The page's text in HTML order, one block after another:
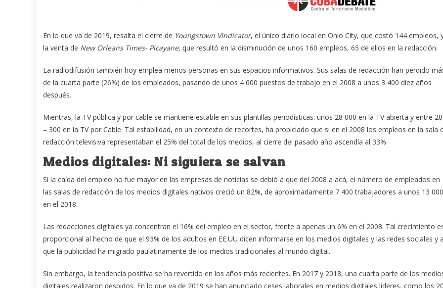
En lo que va de 2019, resalta el cierre de Youngstown Vindicator, el único diario local en Ohio City, que costó 144 empleos,
la venta de New Orleans Times- Picayane, que resultó en la disminución de unos 160 empleos, 65 de ellos en la redacción.
La radiodifusión también hoy emplea menos personas en sus espacios informativos. Sus salas de redacción han perdido
de la cuarta parte (26%) de los empleados, pasando de unos 4 600 puestos de trabajo en el 2008 a unos 3 400 diez años
después.
Mientras, la TV pública y por cable se mantiene estable en sus plantillas periodísticas: unos 28 000 en la TV abierta y entre
– 300 en la TV por Cable. Tal estabilidad, en un contexto de recortes, ha propiciado que si en el 2008 los empleos en la sala
redacción televisiva representaban el 25% del total de los medios, al cierre del pasado año ascendía al 33%.
Medios digitales: Ni siguiera se salvan
Si la caída del empleo no fue mayor en las empresas de noticias se debió a que del 2008 a acá, el número de empleados en
las salas de redacción de los medios digitales nativos creció un 82%, de aproximadamente 7 400 trabajadores a unos 13 000
en el 2018.
Las redacciones digitales ya concentran el 16% del empleo en el sector, frente a apenas un 6% en el 2008. Tal crecimiento
proporcional al hecho de que el 93% de los adultos en EE.UU dicen informarse en los medios digitales y las redes sociales y
que la publicidad ha migrado paulatinamente de los medios tradicionales al mundo digital.
Sin embargo, la tendencia positiva se ha revertido en los años más recientes. En 2017 y 2018, una cuarta parte de los
digitales realizaron despidos. En lo que va de 2019 se han anunciado ceses laborales en medios digitales líderes, como los